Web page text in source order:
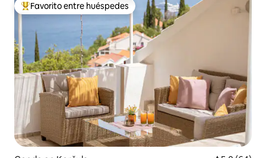
Favorito entre huéspedes preferido
Favorito entre huéspedes